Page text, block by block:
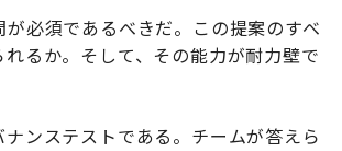
必須であるべきだ。この提案のすべ
るか。そして、その能力が耐力壁で
ンステストである。チームが答えら